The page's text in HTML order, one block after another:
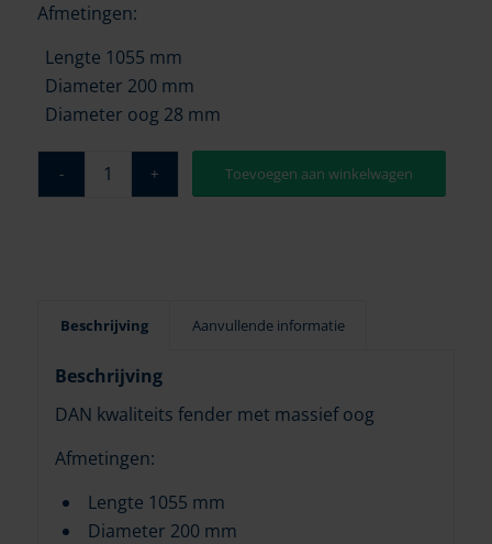
Afmetingen:
Lengte 1055 mm
Diameter 200 mm
Diameter oog 28 mm
Toevoegen aan winkelwagen
Beschrijving Aanvullende informatie
Beschrijving
DAN kwaliteits fender met massief oog
Afmetingen:
Lengte 1055 mm
Diameter 200 mm